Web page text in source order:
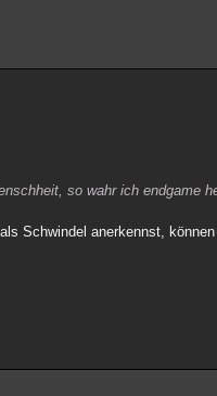
so wahr ich endgame
Schwindel anerkennst,